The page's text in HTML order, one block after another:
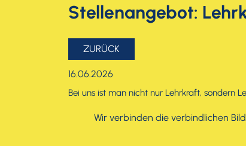
Stellenangebot:
ZURÜCK
16.06.2026
Bei uns ist man nicht nur Lehrkraft, sondern
Wir verbinden die verbindlichen